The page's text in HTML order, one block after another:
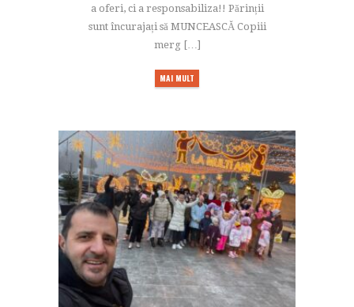
a oferi, ci a responsabiliza!! Părinții
sunt încurajați să MUNCEASCĂ Copiii
merg […]
MAI MULT